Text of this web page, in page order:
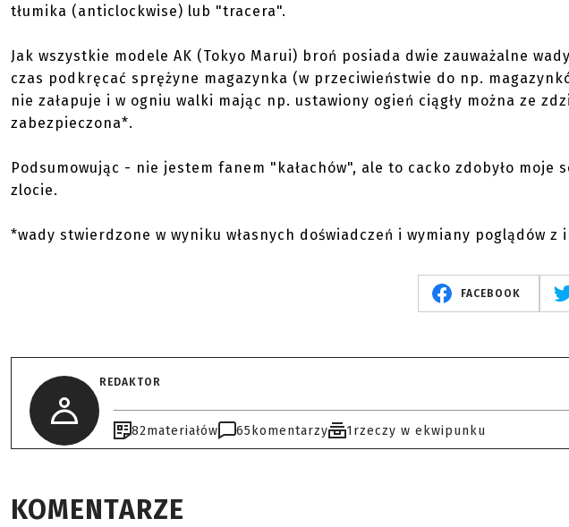
tłumika (anticlockwise) lub "tracera".
Jak wszystkie modele AK (Tokyo Marui) broń posiada dwie zauważalne
czas podkręcać sprężyne magazynka (w przeciwieństwie do np.
nie załapuje i w ogniu walki mając np. ustawiony ogień ciągły można ze
zabezpieczona*.
Podsumowując - nie jestem fanem "kałachów", ale to cacko zdobyło moje
zlocie.
*wady stwierdzone w wyniku własnych doświadczeń i wymiany poglądów z
FACEBOOK
REDAKTOR
82materiałów 65 komentarzy 1rzeczy w ekwipunku
KOMENTARZE